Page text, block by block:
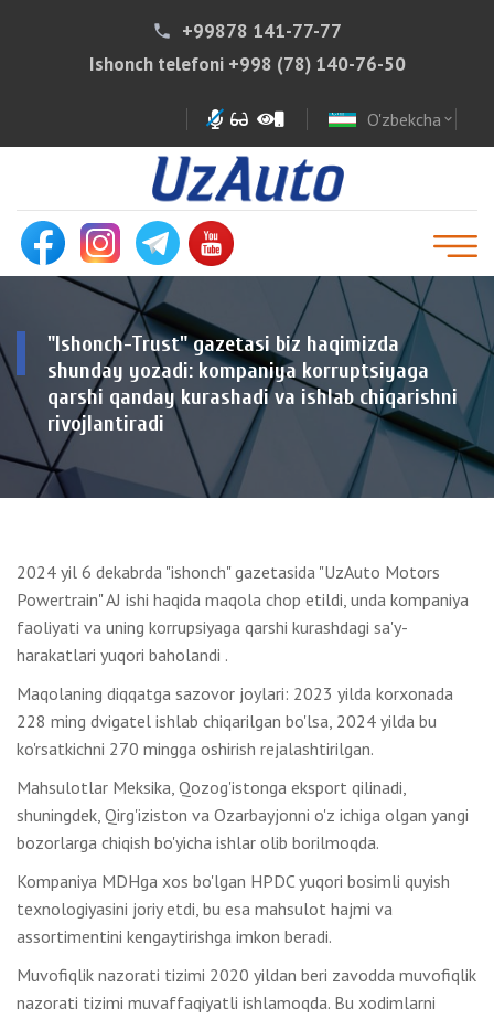
phone
+99878 141-77-77
Ishonch telefoni +998 (78) 140-76-50
O'zbekcha expand_more
"Ishonch-Trust" gazetasi biz haqimizda
shunday yozadi: kompaniya korruptsiyaga
qarshi qanday kurashadi va ishlab chiqarishni
rivojlantiradi
2024 yil 6 dekabrda "ishonch" gazetasida "UzAuto Motors
Powertrain" AJ ishi haqida maqola chop etildi, unda kompaniya
faoliyati va uning korrupsiyaga qarshi kurashdagi sa'y-
harakatlari yuqori baholandi .
Maqolaning diqqatga sazovor joylari: 2023 yilda korxonada
228 ming dvigatel ishlab chiqarilgan bo'lsa, 2024 yilda bu
ko'rsatkichni 270 mingga oshirish rejalashtirilgan.
Mahsulotlar Meksika, Qozog'istonga eksport qilinadi,
shuningdek, Qirg'iziston va Ozarbayjonni o'z ichiga olgan yangi
bozorlarga chiqish bo'yicha ishlar olib borilmoqda.
Kompaniya MDHga xos bo'lgan HPDC yuqori bosimli quyish
texnologiyasini joriy etdi, bu esa mahsulot hajmi va
assortimentini kengaytirishga imkon beradi.
Muvofiqlik nazorati tizimi 2020 yildan beri zavodda muvofiqlik
nazorati tizimi muvaffaqiyatli ishlamoqda. Bu xodimlarni